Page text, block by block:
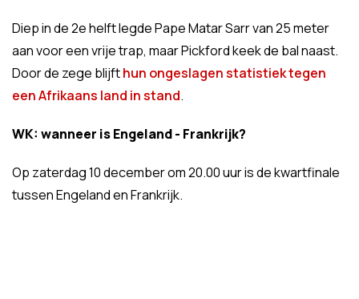
Diep in de 2e helft legde Pape Matar Sarr van 25 meter
aan voor een vrije trap, maar Pickford keek de bal naast.
Door de zege blijfthun ongeslagen statistiek tegen
een Afrikaans land in stand.
WK: wanneer is Engeland - Frankrijk?
Op zaterdag 10 december om 20.00 uur is de kwartfinale
tussen Engeland en Frankrijk.